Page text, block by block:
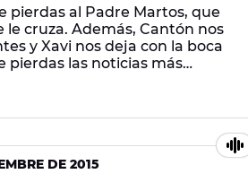
pierdas al Padre Martos, que
cruza. Además, Cantón nos
y Xavi nos deja con la boca
pierdas las noticias más
DE 2015